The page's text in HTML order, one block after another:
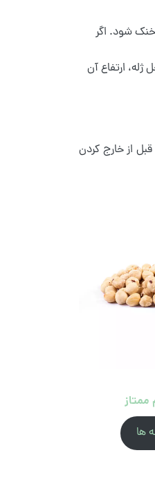
و بعد از این که آن را از روی حرارت برداشتید، اجازه دهید ۲۰ دقیقه خنک شود. اگر
ارتفاع آن
از خارج کردن
ها